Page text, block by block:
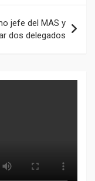
jefe del MAS y
dos delegados